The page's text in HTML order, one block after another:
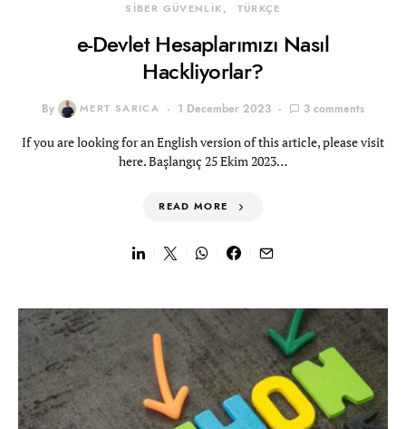
SİBER GÜVENLİK TÜRKÇE
e-Devlet Hesaplarımızı Nasıl
Hackliyorlar?
By MERT SARICA 1 December 2023 3 comments
If you are looking for an English version of this article, please visit
here. Başlangıç 25 Ekim 2023…
READ MORE